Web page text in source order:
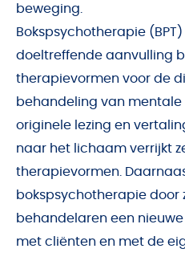
beweging.
Bokspsychotherapie
doeltreffende aanvulling
therapievormen voor de
behandeling van mentale
originele lezing en
naar het lichaam verrijkt
therapievormen.
bokspsychotherapie door
behandelaren een
met cliënten en met de